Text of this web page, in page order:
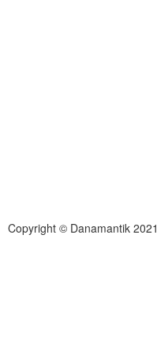
Copyright © Danamantik 2021